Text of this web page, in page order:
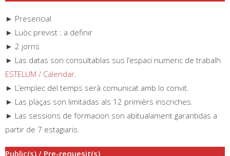
► Presencial
► Luòc previst : a definir
► 2 jorns
► Las datas son consultablas sus l’espaci numeric de trabalh
ESTELUM / Calendar.
► L’emplec del temps serà comunicat amb lo convit.
► Las plaças son limitadas als 12 primièrs inscriches.
► Las sessions de formacion son abitualament garantidas a
partir de 7 estagiaris.
Public(s) / Pre-requesit(s)